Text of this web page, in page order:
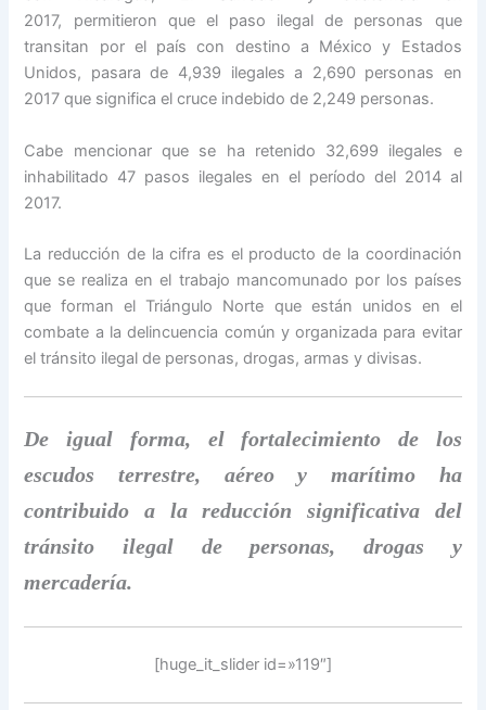
2017, permitieron que el paso ilegal de personas que
transitan por el país con destino a México y Estados
Unidos, pasara de 4,939 ilegales a 2,690 personas en
2017 que significa el cruce indebido de 2,249 personas.
Cabe mencionar que se ha retenido 32,699 ilegales e
inhabilitado 47 pasos ilegales en el período del 2014 al
2017.
La reducción de la cifra es el producto de la coordinación
que se realiza en el trabajo mancomunado por los países
que forman el Triángulo Norte que están unidos en el
combate a la delincuencia común y organizada para evitar
el tránsito ilegal de personas, drogas, armas y divisas.
De igual forma, el fortalecimiento de los
escudos terrestre, aéreo y marítimo ha
contribuido a la reducción significativa del
tránsito ilegal de personas, drogas y
mercadería.
[huge_it_slider id=»119″]